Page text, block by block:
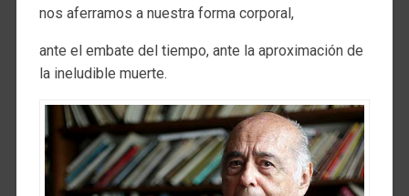
nos aferramos a nuestra forma corporal,
ante el embate del tiempo, ante la aproximación de
la ineludible muerte.